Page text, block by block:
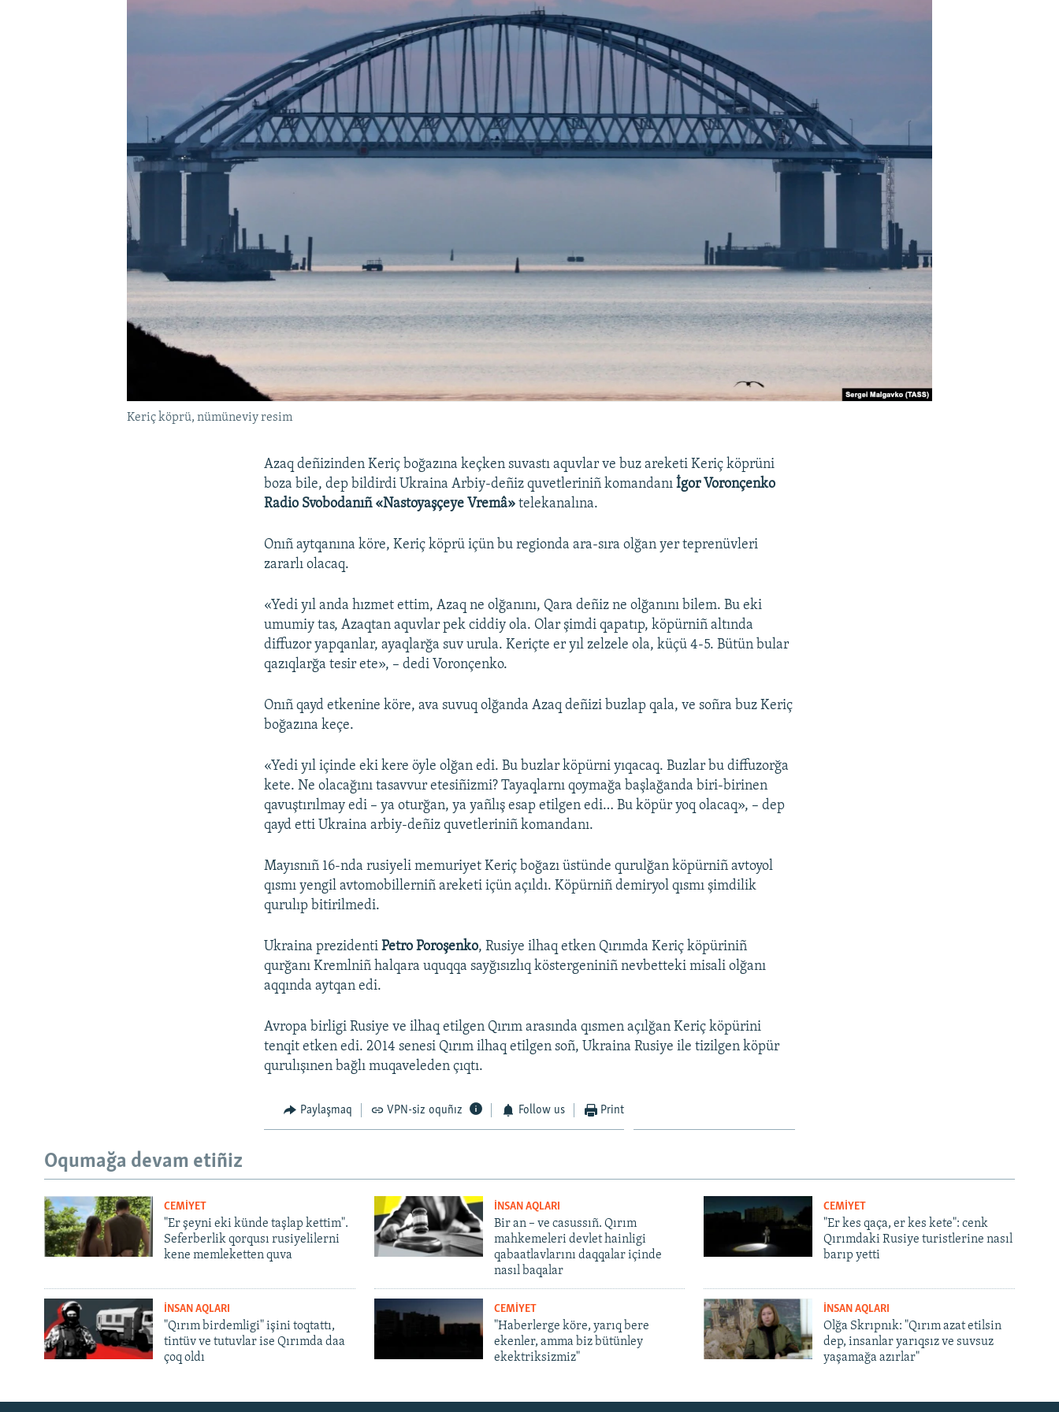
Русский
Keriç köprü, nümüneviy resim
Azaq deñizinden Keriç boğazına keçken suvastı aquvlar ve buz areketi Keriç köprüni
boza bile, dep bildirdi Ukraina Arbiy-deñiz quvetleriniñ komandanıİgor Voronçenko
Radio Svobodanıñ «Nastoyaşçeye Vremâ» telekanalına.
Onıñ aytqanına köre, Keriç köprü içün bu regionda ara-sıra olğan yer teprenüvleri
zararlı olacaq.
«Yedi yıl anda hızmet ettim, Azaq ne olğanını, Qara deñiz ne olğanını bilem. Bu eki
umumiy tas, Azaqtan aquvlar pek ciddiy ola. Olar şimdi qapatıp, köpürniñ altında
diffuzor yapqanlar, ayaqlarğa suv urula. Keriçte er yıl zelzele ola, küçü 4-5. Bütün bular
qazıqlarğa tesir ete», – dedi Voronçenko.
Onıñ qayd etkenine köre, ava suvuq olğanda Azaq deñizi buzlap qala, ve soñra buz Keriç
boğazına keçe.
«Yedi yıl içinde eki kere öyle olğan edi. Bu buzlar köpürni yıqacaq. Buzlar bu diffuzorğa
kete. Ne olacağını tasavvur etesiñizmi? Tayaqlarnı qoymağa başlağanda biri-birinen
qavuştırılmay edi – ya oturğan, ya yañlış esap etilgen edi… Bu köpür yoq olacaq», – dep
qayd etti Ukraina arbiy-deñiz quvetleriniñ komandanı.
Mayısnıñ 16-nda rusiyeli memuriyet Keriç boğazı üstünde qurulğan köpürniñ avtoyol
qısmı yengil avtomobillerniñ areketi içün açıldı. Köpürniñ demiryol qısmı şimdilik
qurulıp bitirilmedi.
Ukraina prezidentiPetro Poroşenko, Rusiye ilhaq etken Qırımda Keriç köpüriniñ
qurğanı Kremlniñ halqara uquqqa sayğısızlıq köstergeniniñ nevbetteki misali olğanı
aqqında aytqan edi.
Avropa birligi Rusiye ve ilhaq etilgen Qırım arasında qısmen açılğan Keriç köpürini
tenqit etken edi. 2014 senesi Qırım ilhaq etilgen soñ, Ukraina Rusiye ile tizilgen köpür
qurulışınen bağlı muqaveleden çıqtı.
Paylaşmaq VPN-siz oquñız Follow us Print
Oqumağa devam etiñiz
CEMİYET
"Er şeyni eki künde taşlap kettim".
Seferberlik qorqusı rusiyelilerni
kene memleketten quva
İNSAN AQLARI
Bir an – ve casussıñ. Qırım
mahkemeleri devlet hainligi
qabaatlavlarını daqqalar içinde
nasıl baqalar
CEMİYET
"Er kes qaça, er kes kete": cenk
Qırımdaki Rusiye turistlerine nasıl
barıp yetti
İNSAN AQLARI
"Qırım birdemligi" işini toqtattı,
tintüv ve tutuvlar ise Qırımda daa
çoq oldı
CEMİYET
"Haberlerge köre, yarıq bere
ekenler, amma biz bütünley
ekektriksizmiz"
İNSAN AQLARI
Olğa Skrıpnık: "Qırım azat etilsin
dep, insanlar yarıqsız ve suvsuz
yaşamağa azırlar"